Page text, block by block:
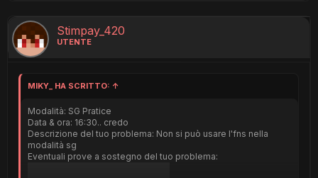
Stimpay_420
UTENTE
MIKY_ HA SCRITTO: ↑
Modalità: SG Pratice
Data & ora: 16:30.. credo
Descrizione del tuo problema: Non si può usare l'fns nella
modalità sg
Eventuali prove a sostegno del tuo problema: